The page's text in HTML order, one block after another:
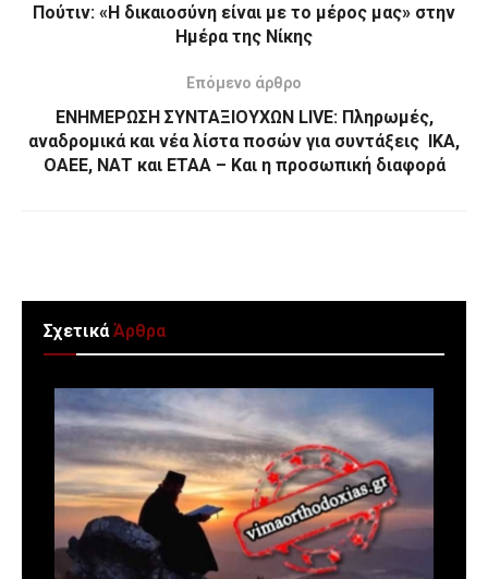
Πούτιν: «Η δικαιοσύνη είναι με το μέρος μας» στην
Ημέρα της Νίκης
Επόμενο άρθρο
ΕΝΗΜΕΡΩΣΗ ΣΥΝΤΑΞΙΟΥΧΩΝ LIVE: Πληρωμές,
αναδρομικά και νέα λίστα ποσών για συντάξεις ΙΚΑ,
ΟΑΕΕ, ΝΑΤ και ΕΤΑΑ – Και η προσωπική διαφορά
ΣχετικάΆρθρα